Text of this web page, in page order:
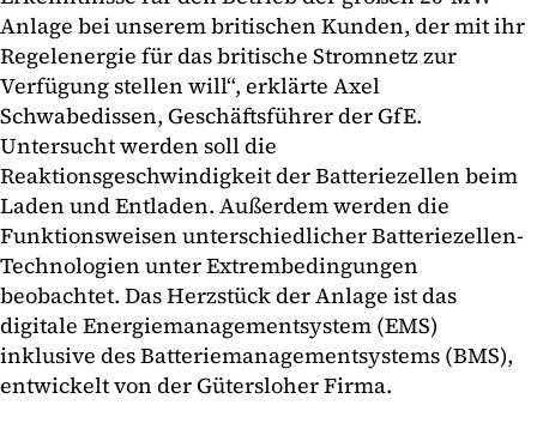
Anlage bei unserem britischen Kunden, der mit ihr
Regelenergie für das britische Stromnetz zur
Verfügung stellen will“, erklärte Axel
Schwabedissen, Geschäftsführer der GfE.
Untersucht werden soll die
Reaktionsgeschwindigkeit der Batteriezellen beim
Laden und Entladen. Außerdem werden die
Funktionsweisen unterschiedlicher Batteriezellen-
Technologien unter Extrembedingungen
beobachtet. Das Herzstück der Anlage ist das
digitale Energiemanagementsystem (EMS)
inklusive des Batteriemanagementsystems (BMS),
entwickelt von der Gütersloher Firma.